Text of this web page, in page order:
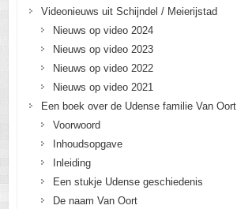
Videonieuws uit Schijndel / Meierijstad
Nieuws op video 2024
Nieuws op video 2023
Nieuws op video 2022
Nieuws op video 2021
Een boek over de Udense familie Van Oort
Voorwoord
Inhoudsopgave
Inleiding
Een stukje Udense geschiedenis
De naam Van Oort